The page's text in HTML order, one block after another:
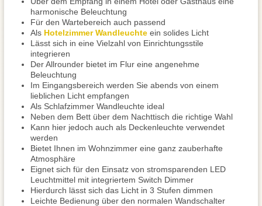
harmonische Beleuchtung
Für den Wartebereich auch passend
Als Hotelzimmer Wandleuchte ein solides Licht
Lässt sich in eine Vielzahl von Einrichtungsstile
integrieren
Der Allrounder bietet im Flur eine angenehme
Beleuchtung
Im Eingangsbereich werden Sie abends von einem
lieblichen Licht empfangen
Als Schlafzimmer Wandleuchte ideal
Neben dem Bett über dem Nachttisch die richtige Wahl
Kann hier jedoch auch als Deckenleuchte verwendet
werden
Bietet Ihnen im Wohnzimmer eine ganz zauberhafte
Atmosphäre
Eignet sich für den Einsatz von stromsparenden LED
Leuchtmittel mit integriertem Switch Dimmer
Hierdurch lässt sich das Licht in 3 Stufen dimmen
Leichte Bedienung über den normalen Wandschalter